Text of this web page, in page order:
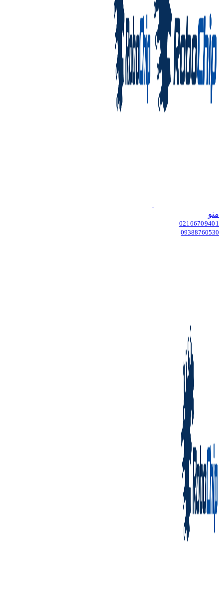
منو
02166709401
09388760530